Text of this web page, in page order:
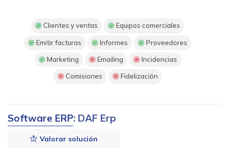
Clientes y ventas Equipos comerciales
Emitir facturas Informes Proveedores
Marketing Emailing Incidencias
Comisiones Fidelización
Software ERP: DAF Erp
Valorar solución